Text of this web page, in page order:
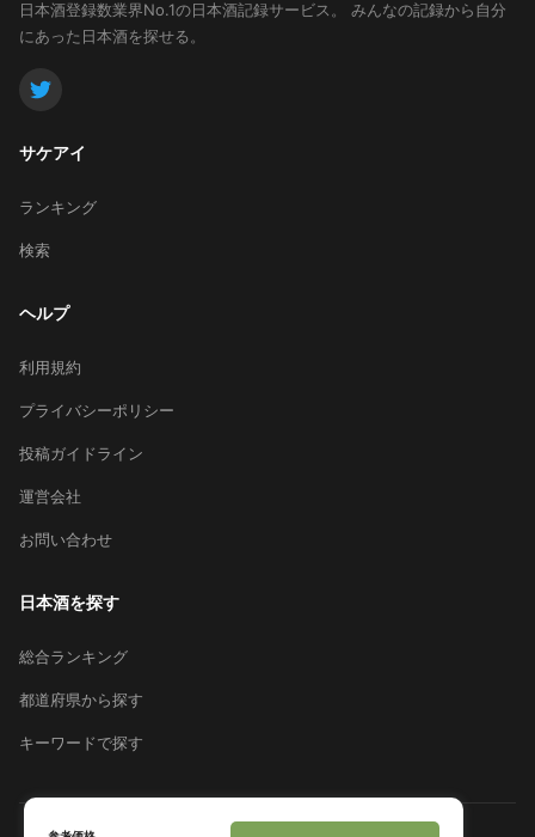
日本酒登録数業界No.1の日本酒記録サービス。
みんなの記録から自分
にあった日本酒を探せる。
サケアイ
ランキング
検索
ヘルプ
利用規約
プライバシーポリシー
投稿ガイドライン
運営会社
お問い合わせ
日本酒を探す
総合ランキング
都道府県から探す
キーワードで探す